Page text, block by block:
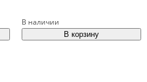
В наличии